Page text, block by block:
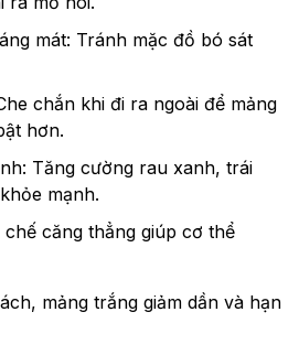
mát: Tránh mặc đồ bó sát
chắn khi đi ra ngoài để mảng
hơn.
Tăng cường rau xanh, trái
mạnh.
chế căng thẳng giúp cơ thể
mảng trắng giảm dần và hạn